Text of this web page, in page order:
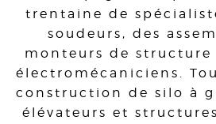
trentaine de
soudeurs, des
monteurs de structure
électromécaniciens.
construction de silo à
élévateurs et